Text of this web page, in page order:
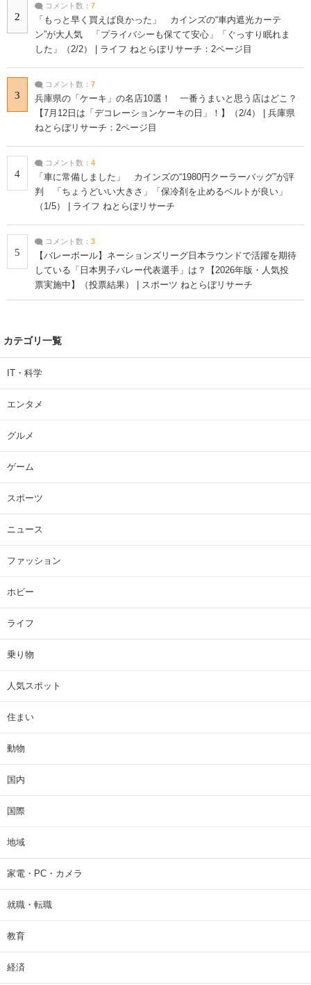
2
コメント数： 7
「もっと早く買えば良かった」 カインズの“車内遮光カーテ
ン”が大人気 「プライバシーも保てて安心」「ぐっすり眠れま
した」（2/2） | ライフ ねとらぼリサーチ：2ページ目
3
コメント数： 7
兵庫県の「ケーキ」の名店10選！ 一番うまいと思う店はどこ？
【7月12日は「デコレーションケーキの日」！】（2/4） | 兵庫県
ねとらぼリサーチ：2ページ目
4
コメント数： 4
「車に常備しました」 カインズの“1980円クーラーバッグ”が評
判 「ちょうどいい大きさ」「保冷剤を止めるベルトが良い」
（1/5） | ライフ ねとらぼリサーチ
5
コメント数： 3
【バレーボール】ネーションズリーグ日本ラウンドで活躍を期待
している「日本男子バレー代表選手」は？【2026年版・人気投
票実施中】（投票結果） | スポーツ ねとらぼリサーチ
カテゴリ一覧
IT・科学
エンタメ
グルメ
ゲーム
スポーツ
ニュース
ファッション
ホビー
ライフ
乗り物
人気スポット
住まい
動物
国内
国際
地域
家電・PC・カメラ
就職・転職
教育
経済